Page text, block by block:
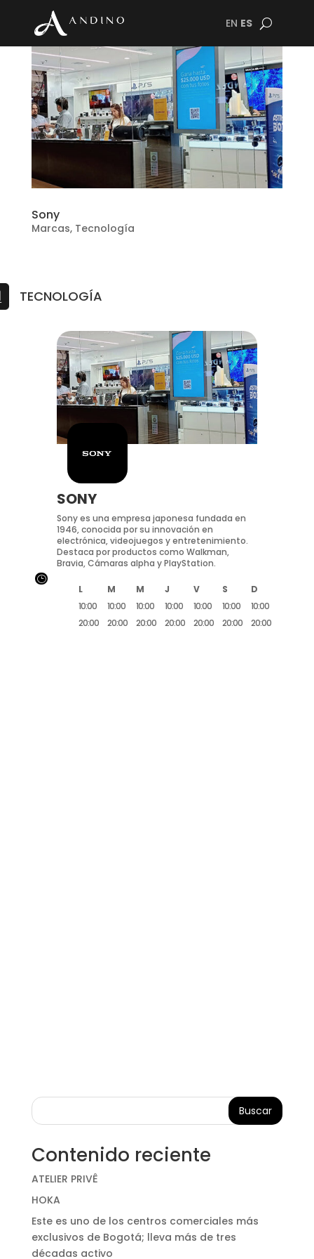
EN ES
Sony
Marcas, Tecnología
TECNOLOGÍA
SONY
Sony es una empresa japonesa fundada en
1946, conocida por su innovación en
electrónica, videojuegos y entretenimiento.
Destaca por productos como Walkman,
Bravia, Cámaras alpha y PlayStation.
L M M J V S
D
10:00
20:00
10:00
20:00
10:00
20:00
10:00
20:00
10:00
20:00
10:00
20:00
10:00
20:00
}
Buscar
Contenido reciente
ATELIER PRIVÊ
HOKA
Este es uno de los centros comerciales más
exclusivos de Bogotá; lleva más de tres
décadas activo